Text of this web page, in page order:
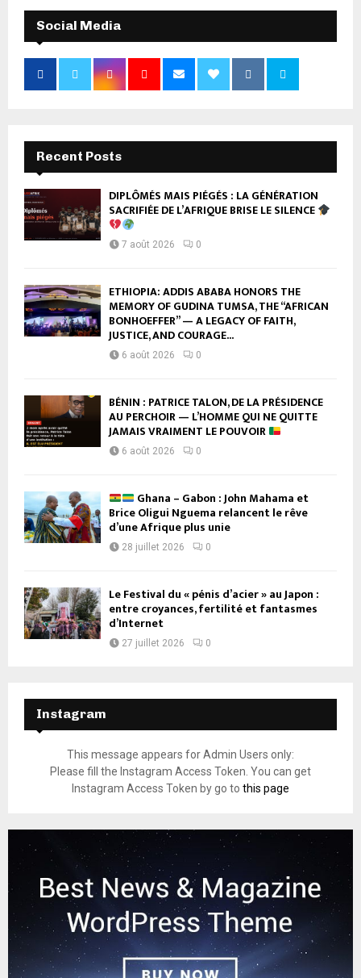
Social Media
Recent Posts
DIPLÔMÉS MAIS PIÉGÉS : LA GÉNÉRATION
SACRIFIÉE DE L’AFRIQUE BRISE LE SILENCE
7 août 2026 0
ETHIOPIA: ADDIS ABABA HONORS THE
MEMORY OF GUDINA TUMSA, THE “AFRICAN
BONHOEFFER” — A LEGACY OF FAITH,
JUSTICE, AND COURAGE...
6 août 2026 0
BÉNIN : PATRICE TALON, DE LA PRÉSIDENCE
AU PERCHOIR — L’HOMME QUI NE QUITTE
JAMAIS VRAIMENT LE POUVOIR
6 août 2026 0
Ghana – Gabon : John Mahama et
Brice Oligui Nguema relancent le rêve
d’une Afrique plus unie
28 juillet 2026 0
Le Festival du « pénis d’acier » au Japon :
entre croyances, fertilité et fantasmes
d’Internet
27 juillet 2026 0
Instagram
This message appears for Admin Users only:
Please fill the Instagram Access Token. You can get
Instagram Access Token by go to this page